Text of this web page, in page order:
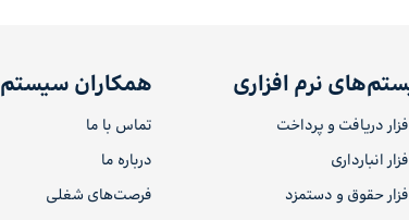
نرم افزاری
دریافت و پرداخت
انبارداری
حقوق و دستمزد
همکاران سیستم
تماس با ما
درباره ما
فرصت‌های شغلی